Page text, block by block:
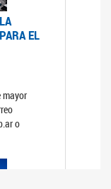
EL
mayor
o